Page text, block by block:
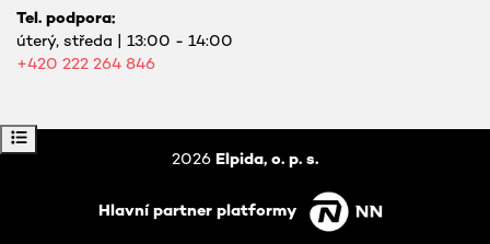
Otevřít indexu kurzu
Tel. podpora:
úterý, středa | 13:00 - 14:00
+420 222 264 846
2026 Elpida, o. p. s.
Hlavní partner platformy